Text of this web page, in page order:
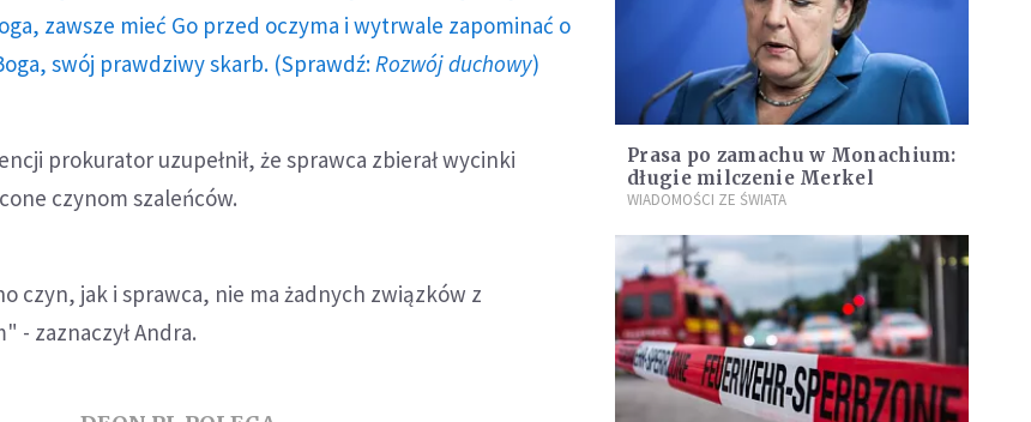
zawsze mieć Go przed oczyma i wytrwale zapominać o
swój prawdziwy skarb. (Sprawdź: Rozwój duchowy)
prokurator uzupełnił, że sprawca zbierał wycinki
czynom szaleńców.
czyn, jak i sprawca, nie ma żadnych związków z
- zaznaczył Andra.
Prasa po zamachu w Monachium:
długie milczenie Merkel
WIADOMOŚCI ZE ŚWIATA